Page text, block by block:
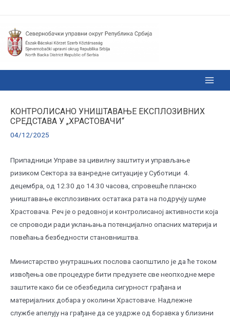
KОНТРОЛИСАНО УНИШТАВАЊЕ ЕКСПЛОЗИВНИХ
СРЕДСТАВА У „ХРАСТОВАЧИ“
04/12/2025
Припадници Управе за цивилну заштиту и управљање
ризиком Сектора за ванредне ситуације у Суботици 4.
децембра, од 12.30 до 14.30 часова, спровешће планско
уништавање експлозивних остатака рата на подручју шуме
Храстовача. Реч је о редовној и контролисаној активности која
се спроводи ради уклањања потенцијално опасних материја и
повећања безбедности становништва.
Министарство унутрашњих послова саопштило је да ће током
извођења ове процедуре бити предузете све неопходне мере
заштите како би се обезбедила сигурност грађана и
материјалних добара у околини Храстоваче. Надлежне
службе апелују на грађане да се уздрже од боравка у близини